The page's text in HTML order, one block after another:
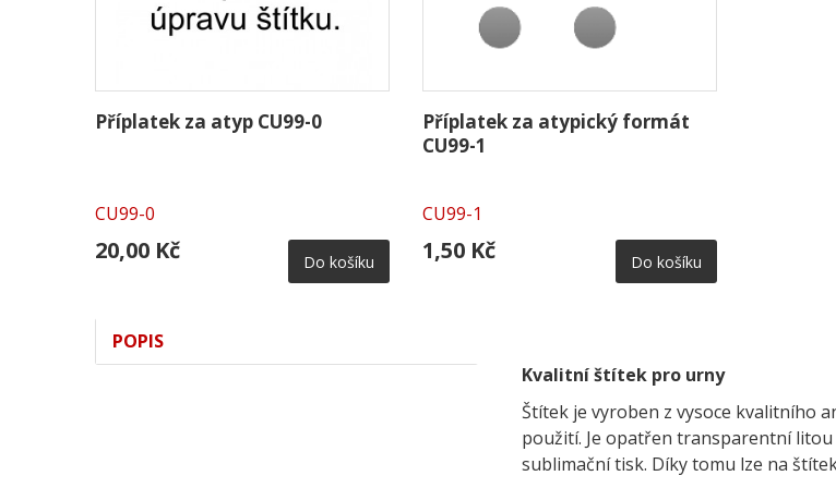
Příplatek za atyp CU99-0
CU99-0
20,00 Kč Do košíku
Příplatek za atypický formát
CU99-1
CU99-1
1,50 Kč Do košíku
POPIS
Kvalitní štítek pro urny
Štítek je vyroben z vysoce kvalitního
použití. Je opatřen transparentní
sublimační tisk. Díky tomu lze na